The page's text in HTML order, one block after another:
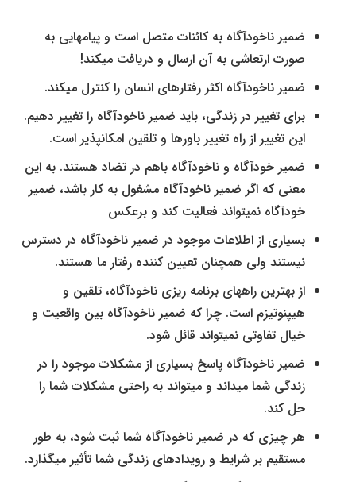
ضمیر ناخودآگاه به کائنات متصل است و پیام­هایی به
صورت ارتعاشی به آن ارسال و دریافت می­کند!
ضمیر ناخودآگاه اکثر رفتارهای انسان را کنترل می­کند.
برای تغییر در زندگی، باید ضمیر ناخودآگاه را تغییر دهیم.
این تغییر از راه تغییر باورها و تلقین امکان­پذیر است.
ضمیر خودآگاه و ناخودآگاه باهم در تضاد هستند. به این
معنی که اگر ضمیر ناخودآگاه مشغول به کار باشد، ضمیر
خودآگاه ­نمی­تواند فعالیت کند و برعکس
بسیاری از اطلاعات موجود در ضمیر ناخودآگاه در دسترس
نیستند ولی همچنان تعیین کننده رفتار ما هستند.
از بهترین­ راه­های برنامه ریزی ناخودآگاه، تلقین و
هیپنوتیزم است. چرا که ضمیر ناخودآگاه بین واقعیت و
خیال تفاوتی نمی­تواند قائل شود.
ضمیر ناخودآگاه پاسخ بسیاری از مشکلات موجود را در
زندگی شما می­داند و می­تواند به راحتی مشکلات شما را
حل کند.
هر چیزی که در ضمیر ناخودآگاه شما ثبت شود، به طور
مستقیم بر شرایط و رویدادهای زندگی شما تأثیر می­گذارد.